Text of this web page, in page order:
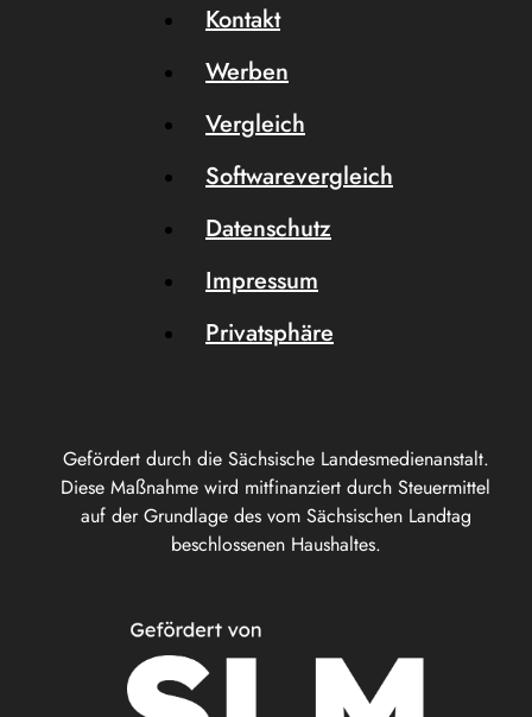
Gefördert durch die Sächsische Landesmedienanstalt.
Diese Maßnahme wird mitfinanziert durch Steuermittel
auf der Grundlage des vom Sächsischen Landtag
beschlossenen Haushaltes.
Kontakt
Werben
Vergleich
Softwarevergleich
Datenschutz
Impressum
Privatsphäre